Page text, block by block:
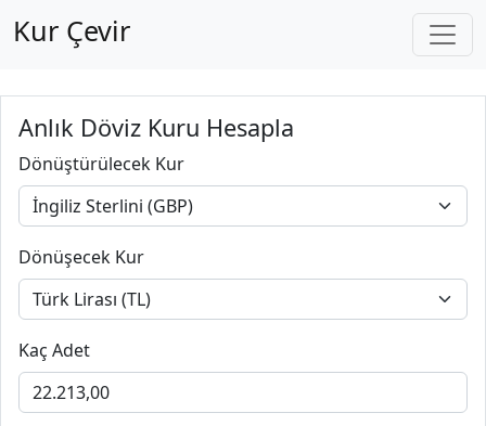
Kur Çevir
Anlık Döviz Kuru Hesapla
Dönüştürülecek Kur
Dönüşecek Kur
Kaç Adet